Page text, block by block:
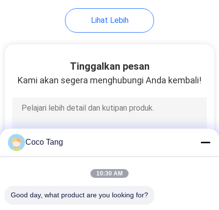
Rak Sepatu
Rak Makanan
Lihat Lebih
Tinggalkan pesan
Kami akan segera menghubungi Anda kembali!
Coco Tang
10:30 AM
Good day, what product are you looking for?